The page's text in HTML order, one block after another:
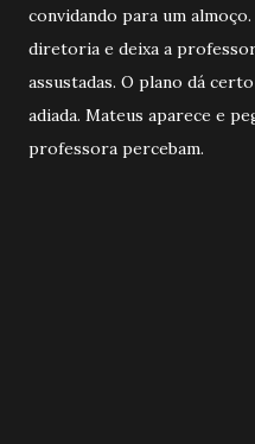
convidando para um
diretoria e deixa a
assustadas. O plano dá
adiada. Mateus aparece e
professora percebam.